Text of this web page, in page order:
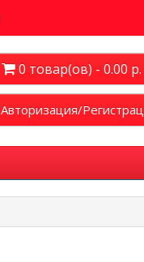
0 товар(ов) - 0.00 р.
Авторизация/